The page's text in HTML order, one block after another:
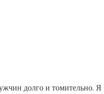
долго и томительно. Я